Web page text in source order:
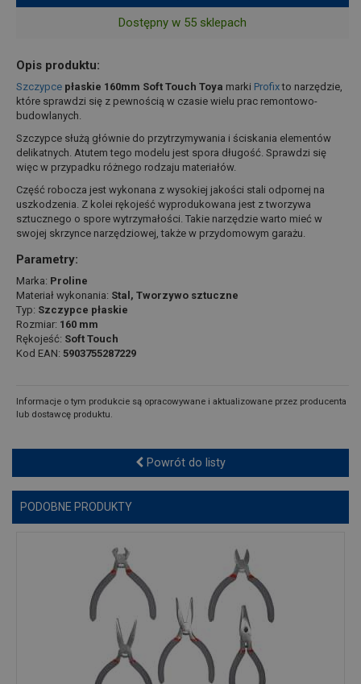
Dostępny w 55 sklepach
Opis produktu:
Szczypce płaskie 160mm Soft Touch Toya marki Profixto narzędzie,
które sprawdzi się z pewnością w czasie wielu prac remontowo-
budowlanych.
Szczypce służą głównie do przytrzymywania i ściskania elementów
delikatnych. Atutem tego modelu jest spora długość. Sprawdzi się
więc w przypadku różnego rodzaju materiałów.
Część robocza jest wykonana z wysokiej jakości stali odpornej na
uszkodzenia. Z kolei rękojeść wyprodukowana jest z tworzywa
sztucznego o spore wytrzymałości. Takie narzędzie warto mieć w
swojej skrzynce narzędziowej, także w przydomowym garażu.
Parametry:
Marka: Proline
Materiał wykonania: Stal, Tworzywo sztuczne
Typ: Szczypce płaskie
Rozmiar: 160 mm
Rękojeść: Soft Touch
Kod EAN: 5903755287229
Informacje o tym produkcie są opracowywane i aktualizowane przez producenta
lub dostawcę produktu.
Powrót do listy
PODOBNE PRODUKTY